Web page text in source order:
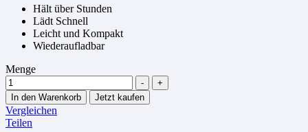
Hält über Stunden
Lädt Schnell
Leicht und Kompakt
Wiederaufladbar
Menge
-
+
In den Warenkorb
Jetzt kaufen
Vergleichen
Teilen